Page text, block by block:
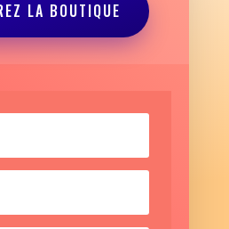
LA BOUTIQUE